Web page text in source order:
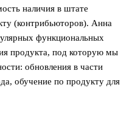
наличия в штате
(контрибьюторов). Анна
функциональных
продукта, под которую мы
обновления в части
обучение по продукту для